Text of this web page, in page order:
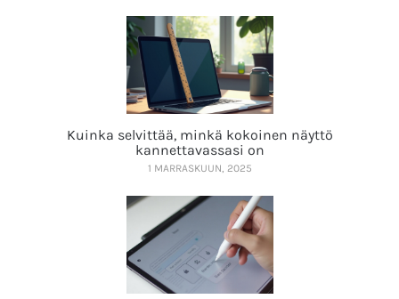
Kuinka selvittää, minkä kokoinen näyttö
kannettavassasi on
1 MARRASKUUN, 2025